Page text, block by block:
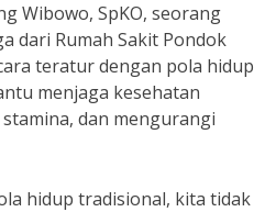
Wibowo, SpKO, seorang
dari Rumah Sakit Pondok
teratur dengan pola hidup
menjaga kesehatan
dan mengurangi
hidup tradisional, kita tidak